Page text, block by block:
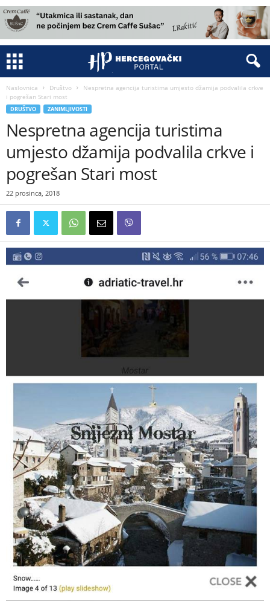
Naslovnica Društvo
Nespretna agencija turistima umjesto džamija podvalila crkve
i pogrešan Stari most
DRUŠTVO ZANIMLJIVOSTI
Nespretna agencija turistima
umjesto džamija podvalila crkve i
pogrešan Stari most
22 prosinca, 2018